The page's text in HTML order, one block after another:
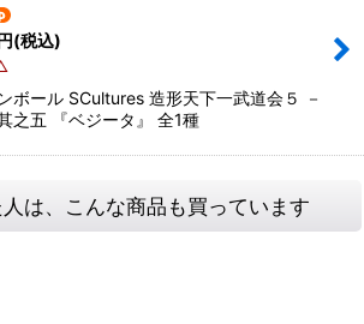
(税込)
ボール SCultures 造形天下一武道会５ －
五 『ベジータ』 全1種
は、こんな商品も買っています